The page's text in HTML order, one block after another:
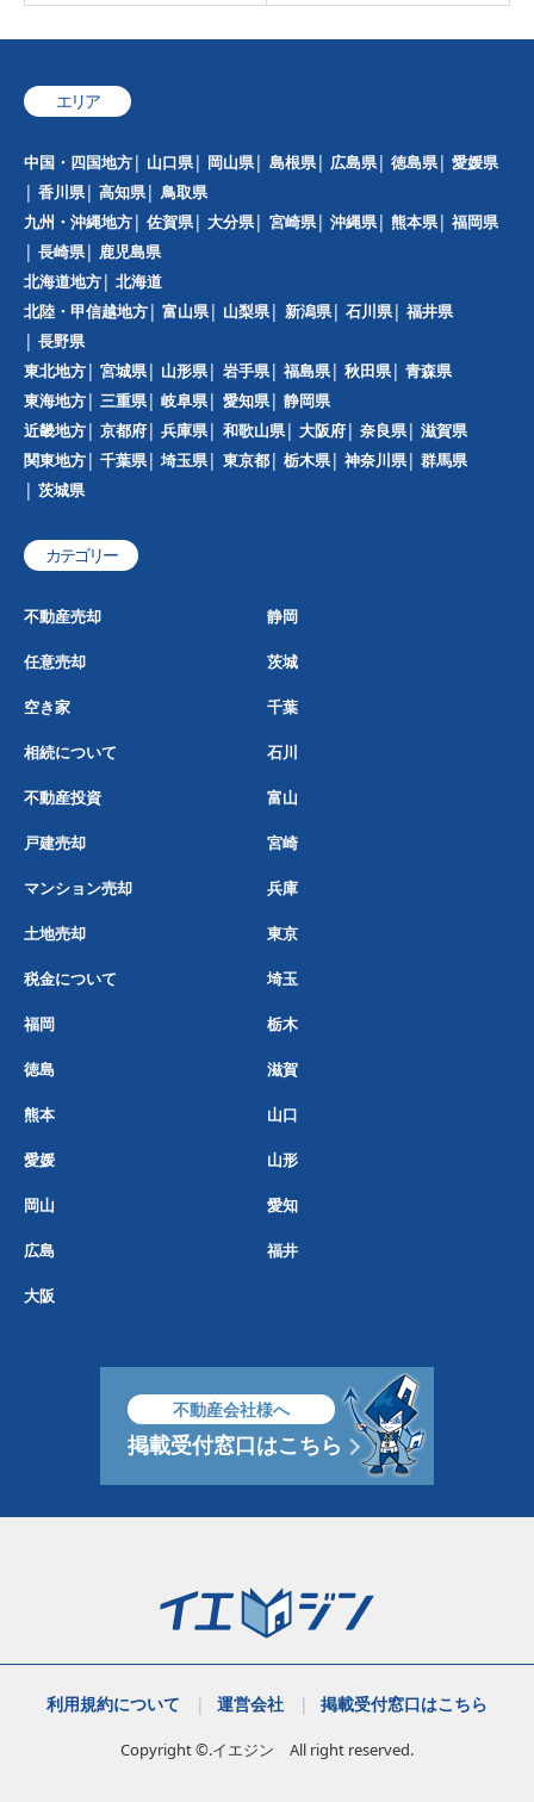
エリア
中国・四国地方 山口県 岡山県 島根県 広島県 徳島県
愛媛県
香川県
高知県
鳥取県
九州・沖縄地方
佐賀県 大分県 宮崎県 沖縄県 熊本県
福岡県
長崎県
鹿児島県
北海道地方
北海道
北陸・甲信越地方
富山県 山梨県 新潟県 石川県
福井県
長野県
東北地方
宮城県 山形県 岩手県 福島県 秋田県
青森県
東海地方
三重県 岐阜県 愛知県
静岡県
近畿地方
京都府 兵庫県 和歌山県 大阪府 奈良県
滋賀県
関東地方
千葉県 埼玉県 東京都 栃木県 神奈川県
群馬県
茨城県
カテゴリー
不動産売却 静岡
任意売却 茨城
空き家 千葉
相続について 石川
不動産投資 富山
戸建売却 宮崎
マンション売却 兵庫
土地売却 東京
税金について 埼玉
福岡 栃木
徳島 滋賀
熊本 山口
愛媛 山形
岡山 愛知
広島 福井
大阪
不動産会社様へ
掲載受付窓口はこちら
利用規約について 運営会社 掲載受付窓口はこちら
Copyright ©.イエジン All right reserved.